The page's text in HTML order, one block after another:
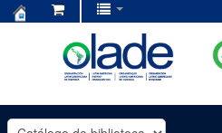
OLADE